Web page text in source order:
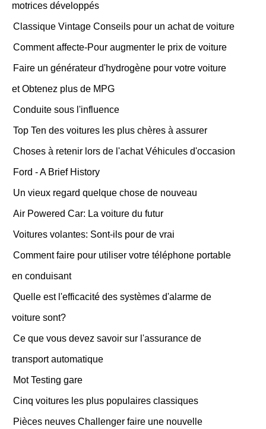
motrices développés
Classique Vintage Conseils pour un achat de voiture
Comment affecte-Pour augmenter le prix de voiture
Faire un générateur d'hydrogène pour votre voiture
et Obtenez plus de MPG
Conduite sous l'influence
Top Ten des voitures les plus chères à assurer
Choses à retenir lors de l'achat Véhicules d'occasion
Ford - A Brief History
Un vieux regard quelque chose de nouveau
Air Powered Car: La voiture du futur
Voitures volantes: Sont-ils pour de vrai
Comment faire pour utiliser votre téléphone portable
en conduisant
Quelle est l'efficacité des systèmes d'alarme de
voiture sont?
Ce que vous devez savoir sur l'assurance de
transport automatique
Mot Testing gare
Cinq voitures les plus populaires classiques
Pièces neuves Challenger faire une nouvelle